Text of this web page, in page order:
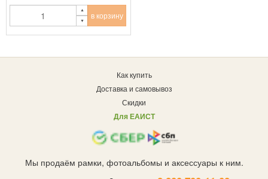
в корзину
Как купить
Доставка и самовывоз
Скидки
Для ЕАИСТ
Мы продаём рамки, фотоальбомы и аксессуары к ним.